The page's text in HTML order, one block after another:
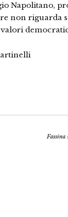
Napolitano,
non riguarda
Fassina